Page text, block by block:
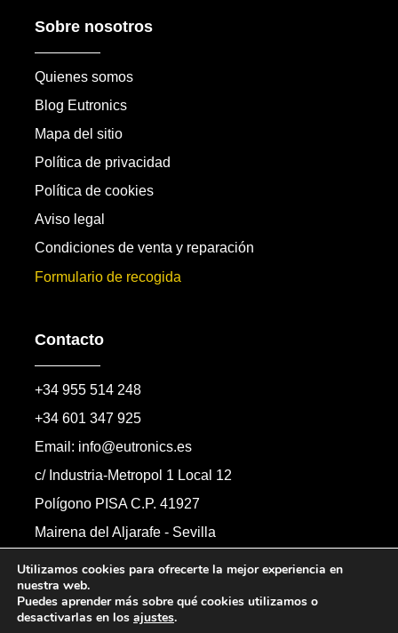
Sobre nosotros
Quienes somos
Blog Eutronics
Mapa del sitio
Política de privacidad
Política de cookies
Aviso legal
Condiciones de venta y reparación
Formulario de recogida
Contacto
+34 955 514 248
+34 601 347 925
Email: info@eutronics.es
c/ Industria-Metropol 1 Local 12
Polígono PISA C.P. 41927
Mairena del Aljarafe - Sevilla
Formulario de contacto
Utilizamos cookies para ofrecerte la mejor experiencia en
nuestra web.
Puedes aprender más sobre qué cookies utilizamos o
desactivarlas en los ajustes.